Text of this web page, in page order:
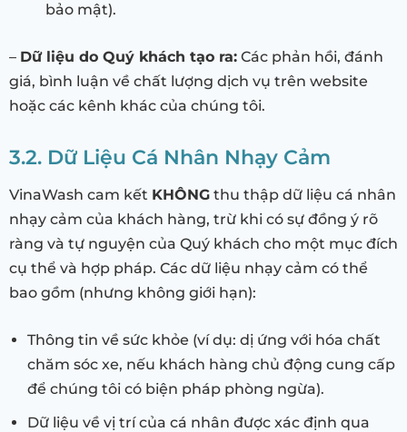
bảo mật).
– Dữ liệu do Quý khách tạo ra: Các phản hồi, đánh
giá, bình luận về chất lượng dịch vụ trên website
hoặc các kênh khác của chúng tôi.
3.2. Dữ Liệu Cá Nhân Nhạy Cảm
VinaWash cam kết KHÔNG thu thập dữ liệu cá nhân
nhạy cảm của khách hàng, trừ khi có sự đồng ý rõ
ràng và tự nguyện của Quý khách cho một mục đích
cụ thể và hợp pháp. Các dữ liệu nhạy cảm có thể
bao gồm (nhưng không giới hạn):
Thông tin về sức khỏe (ví dụ: dị ứng với hóa chất
chăm sóc xe, nếu khách hàng chủ động cung cấp
để chúng tôi có biện pháp phòng ngừa).
Dữ liệu về vị trí của cá nhân được xác định qua